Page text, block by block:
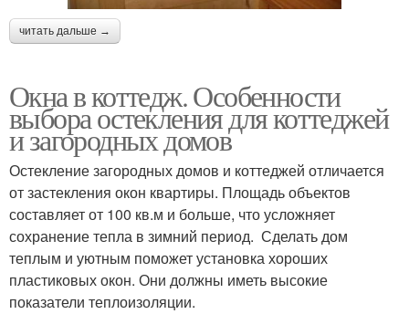
читать дальше →
Окна в коттедж. Особенности
выбора остекления для коттеджей
и загородных домов
Остекление загородных домов и коттеджей отличается
от застекления окон квартиры. Площадь объектов
составляет от 100 кв.м и больше, что усложняет
сохранение тепла в зимний период. Сделать дом
теплым и уютным поможет установка хороших
пластиковых окон. Они должны иметь высокие
показатели теплоизоляции.